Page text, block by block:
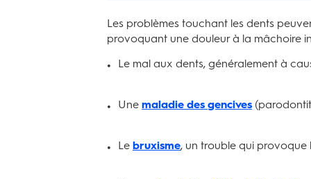
Les problèmes touchant les dents
provoquant une douleur à la mâchoire
Le mal aux dents, généralement à
Une maladie des gencives
Le bruxisme, un trouble qui provoque